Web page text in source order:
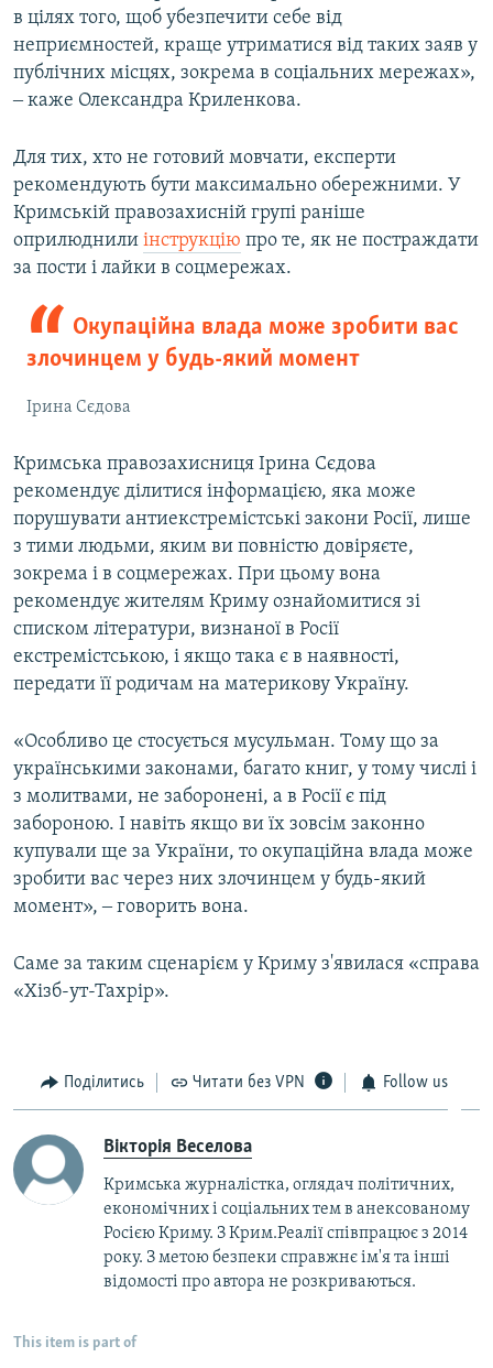
в цілях того, щоб убезпечити себе від
неприємностей, краще утриматися від таких заяв у
публічних місцях, зокрема в соціальних мережах»,
‒ каже Олександра Криленкова.
Для тих, хто не готовий мовчати, експерти
рекомендують бути максимально обережними. У
Кримській правозахисній групі раніше
оприлюднили інструкцію про те, як не постраждати
за пости і лайки в соцмережах.
Окупаційна влада може зробити вас
злочинцем у будь-який момент
Ірина Сєдова
Кримська правозахисниця Ірина Сєдова
рекомендує ділитися інформацією, яка може
порушувати антиекстремістські закони Росії, лише
з тими людьми, яким ви повністю довіряєте,
зокрема і в соцмережах. При цьому вона
рекомендує жителям Криму ознайомитися зі
списком літератури, визнаної в Росії
екстремістською, і якщо така є в наявності,
передати її родичам на материкову Україну.
«Особливо це стосується мусульман. Тому що за
українськими законами, багато книг, у тому числі і
з молитвами, не заборонені, а в Росії є під
забороною. І навіть якщо ви їх зовсім законно
купували ще за України, то окупаційна влада може
зробити вас через них злочинцем у будь-який
момент», ‒ говорить вона.
Саме за таким сценарієм у Криму з'явилася «справа
«Хізб-ут-Тахрір».
Поділитись Читати без VPN Follow us
Вікторія Веселова
Кримська журналістка, оглядач політичних,
економічних і соціальних тем в анексованому
Росією Криму. З Крим.Реалії співпрацює з 2014
року. З метою безпеки справжнє ім'я та інші
відомості про автора не розкриваються.
This item is part of